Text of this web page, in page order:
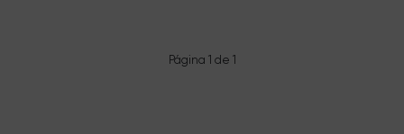
Página 1 de 1